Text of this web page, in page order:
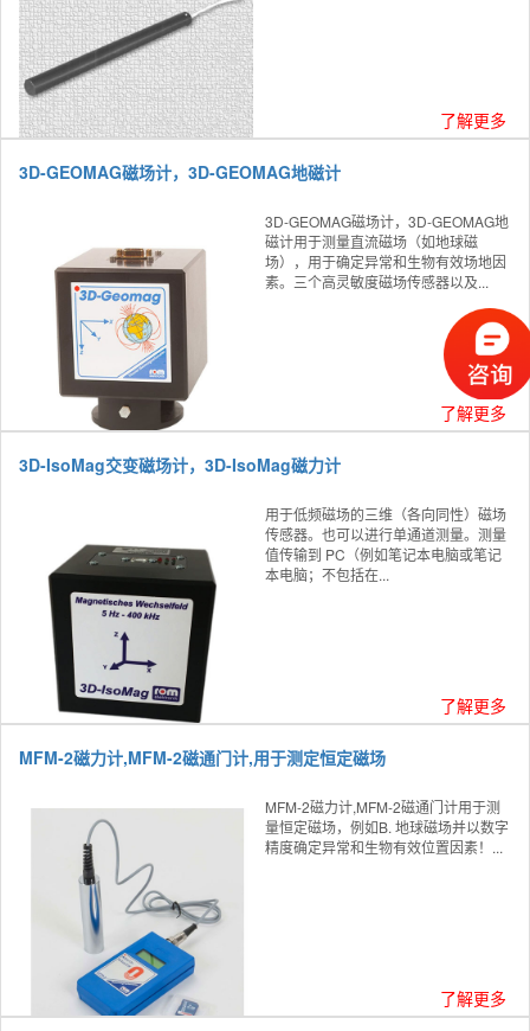
了解更多
3D-GEOMAG磁场计，3D-GEOMAG地磁计
3D-GEOMAG磁场计，3D-GEOMAG地
磁计用于测量直流磁场（如地球磁
场），用于确定异常和生物有效场地因
素。三个高灵敏度磁场传感器以及...
了解更多
3D-IsoMag交变磁场计，3D-IsoMag磁力计
用于低频磁场的三维（各向同性）磁场
传感器。也可以进行单通道测量。测量
值传输到 PC（例如笔记本电脑或笔记
本电脑；不包括在...
了解更多
MFM-2磁力计,MFM-2磁通门计,用于测定恒定磁场
MFM-2磁力计,MFM-2磁通门计用于测
量恒定磁场，例如B. 地球磁场并以数字
精度确定异常和生物有效位置因素！...
了解更多